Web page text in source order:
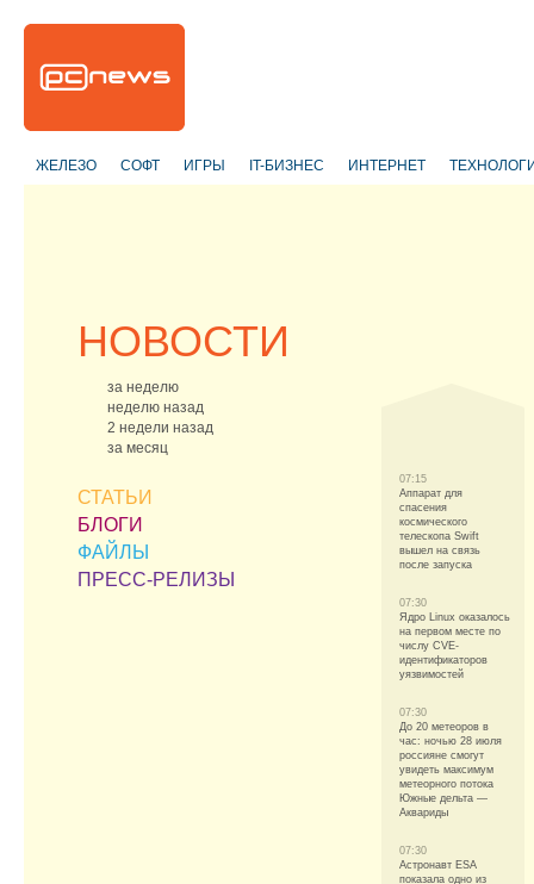
ЖЕЛЕЗО СОФТ ИГРЫ IT-БИЗНЕС ИНТЕРНЕТ
НОВОСТИ
за неделю
неделю назад
2 недели назад
за месяц
СТАТЬИ
БЛОГИ
ФАЙЛЫ
ПРЕСС-РЕЛИЗЫ
07:15
Аппарат для
спасения
космического
телескопа Swift
вышел на связь
после запуска
07:30
Ядро Linux оказалось
на первом месте по
числу CVE-
идентификаторов
уязвимостей
07:30
До 20 метеоров в
час: ночью 28 июля
россияне смогут
увидеть максимум
метеорного потока
Южные дельта —
Аквариды
07:30
Астронавт ESA
показала одно из